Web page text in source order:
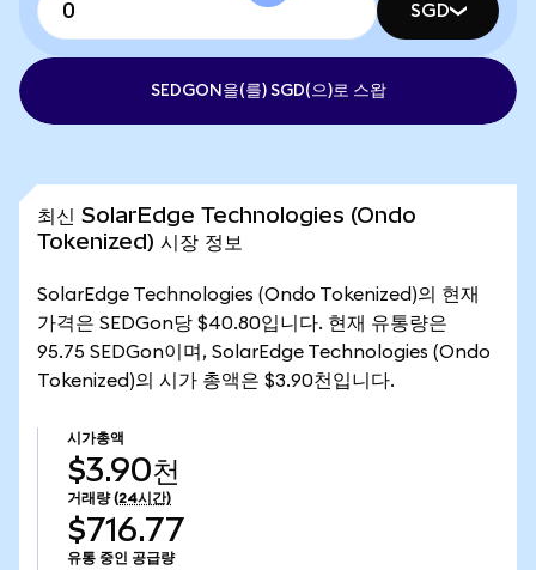
SGD
SEDGON을(를) SGD(으)로 스왑
최신 SolarEdge Technologies (Ondo
Tokenized) 시장 정보
SolarEdge Technologies (Ondo Tokenized)의 현재
가격은 SEDGon당 $40.80입니다. 현재 유통량은
95.75 SEDGon이며, SolarEdge Technologies (Ondo
Tokenized)의 시가 총액은 $3.90천입니다.
시가총액
$3.90천
거래량 (24시간)
$716.77
유통 중인 공급량